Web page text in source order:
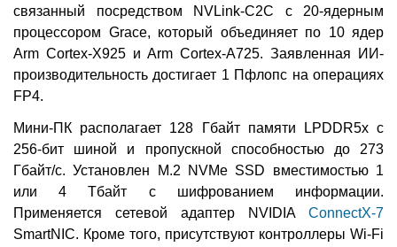
связанный посредством NVLink-C2C с 20-ядерным
процессором Grace, который объединяет по 10 ядер
Arm Cortex-X925 и Arm Cortex-A725. Заявленная ИИ-
производительность достигает 1 Пфлопс на операциях
FP4.
Мини-ПК располагает 128 Гбайт памяти LPDDR5x с
256-бит шиной и пропускной способностью до 273
Гбайт/с. Установлен M.2 NVMe SSD вместимостью 1
или 4 Тбайт с шифрованием информации.
Применяется сетевой адаптер NVIDIA ConnectX-7
SmartNIC. Кроме того, присутствуют контроллеры Wi-Fi